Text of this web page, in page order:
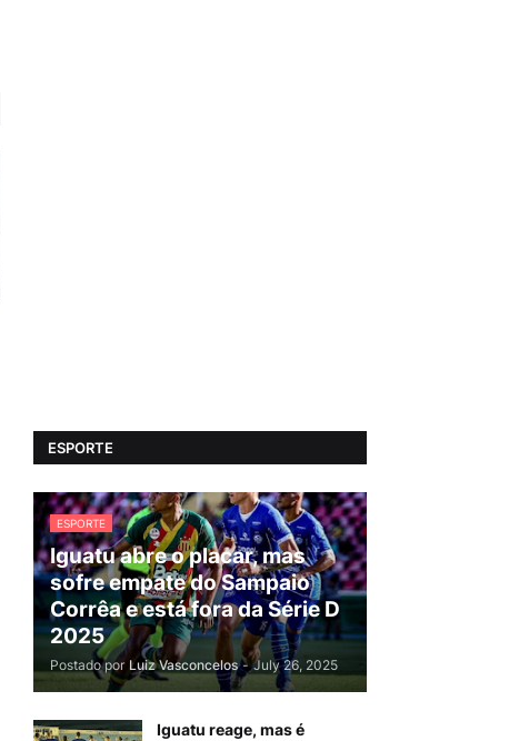
ESPORTE
ESPORTE
Iguatu abre o placar, mas
sofre empate do Sampaio
Corrêa e está fora da Série D
2025
Postado por Luiz Vasconcelos - July 26, 2025
Iguatu reage, mas é